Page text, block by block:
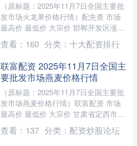
（原标题：2025年11月7日全国主要批
发市场火龙果价格行情）配先查 市场
最高价 最低价 大宗价 邯郸开发区滏东
现代农业管理有限公司 4.60 3.40 4.....
查看： 160 分类： 十大配资排行
联富配资 2025年11月7日全国主
要批发市场燕麦价格行情
（原标题：2025年11月7日全国主要批
发市场燕麦价格行情）联富配资 市场
最高价 最低价 大宗价 甘肃省定西市安
定马铃薯综合交易中心 7.50 7.00 7.....
查看： 137 分类： 配资炒股论坛